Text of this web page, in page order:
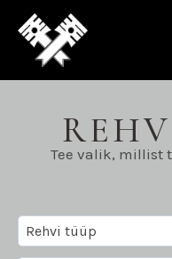
Tee valik, millist